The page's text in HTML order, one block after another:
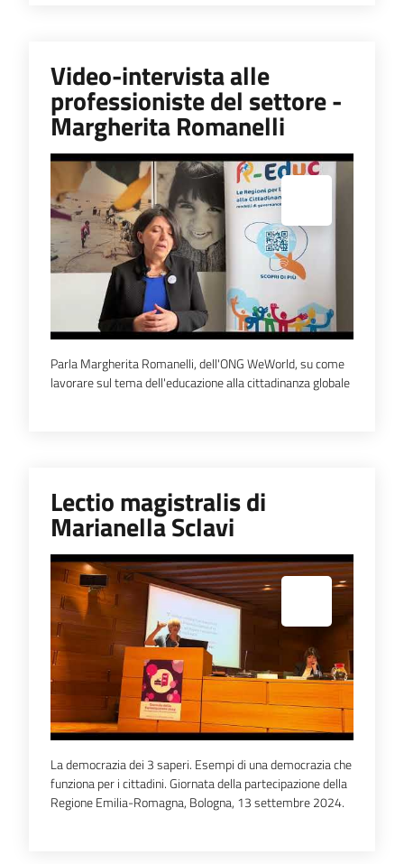
Video-intervista alle
professioniste del settore -
Margherita Romanelli
Espandi popup
Parla Margherita Romanelli, dell'ONG WeWorld, su come
lavorare sul tema dell'educazione alla cittadinanza globale
Lectio magistralis di
Marianella Sclavi
Espandi popup
La democrazia dei 3 saperi. Esempi di una democrazia che
funziona per i cittadini. Giornata della partecipazione della
Regione Emilia-Romagna, Bologna, 13 settembre 2024.